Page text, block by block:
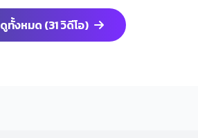
ดูทั้งหมด (31 วิดีโอ)